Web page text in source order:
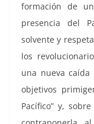
formación de
presencia del
solvente y
los
una nueva
objetivos
Pacífico” y,